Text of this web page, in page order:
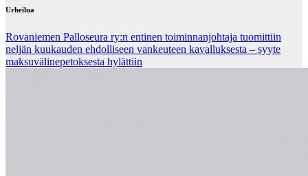
Urheilua
Rovaniemen Palloseura ry:n entinen toiminnanjohtaja tuo­mit­tiin
neljän kuu­kau­den eh­dol­li­seen van­keu­teen ka­val­luk­ses­ta – syyte
mak­su­vä­li­ne­pe­tok­ses­ta hy­lät­tiin